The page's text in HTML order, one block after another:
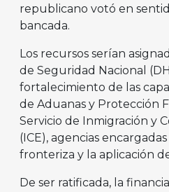
republicano votó en
bancada.
Los recursos serían
de Seguridad Nacional
fortalecimiento de las
de Aduanas y Protección
Servicio de Inmigración y
(ICE), agencias
fronteriza y la aplicación
De ser ratificada, la